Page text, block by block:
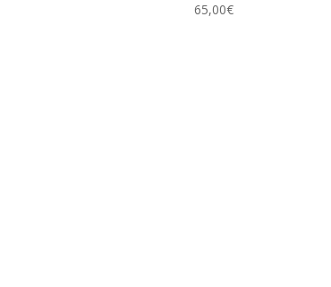
65,00€